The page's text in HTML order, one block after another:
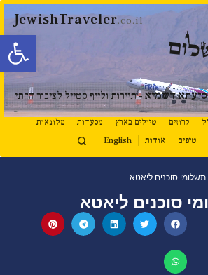
פתח
JewishTraveler.co.il
סיעתא דשמיא - תיירות ולייף סטייל לציבור הדתי
קרוזים טיולים בארץ מסעדות
מלונאות
טיפים אודות English
תשלומי סוכנים ליאטא
סוכנים ליאטא